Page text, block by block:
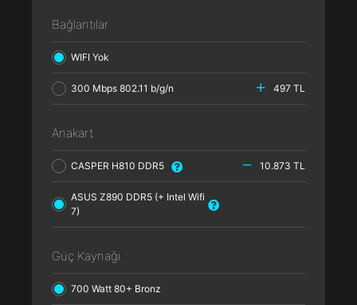
Bağlantılar
WIFI Yok
300 Mbps 802.11 b/g/n 497 TL
Anakart
CASPER H810 DDR5 10.873 TL
ASUS Z890 DDR5 (+ Intel Wifi
7)
Güç Kaynağı
700 Watt 80+ Bronz